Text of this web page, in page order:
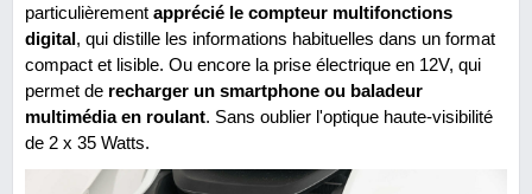
particulièrement apprécié le compteur multifonctions
digital, qui distille les informations habituelles dans un format
compact et lisible. Ou encore la prise électrique en 12V, qui
permet de recharger un smartphone ou baladeur
multimédia en roulant. Sans oublier l'optique haute-visibilité
de 2 x 35 Watts.